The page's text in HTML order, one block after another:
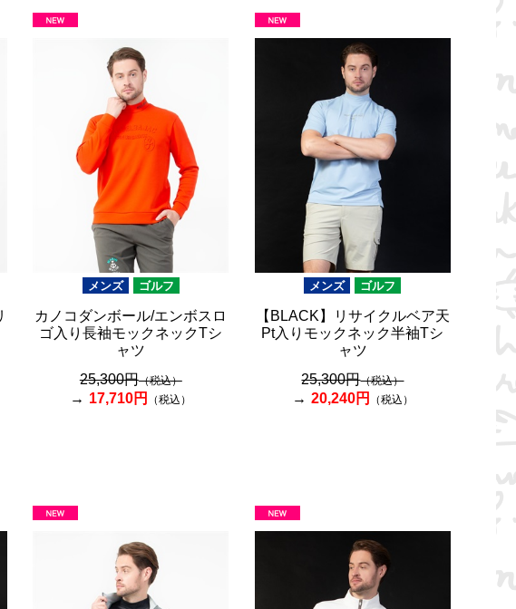
メンズ ゴルフ
カノコダンボール/エンボスロ
ゴ入り長袖モックネックTシ
ャツ
25,300円（税込）
17,710円 （税込）
メンズ ゴルフ
【BLACK】リサイクルベア天
Pt入りモックネック半袖Tシ
ャツ
25,300円（税込）
20,240円 （税込）